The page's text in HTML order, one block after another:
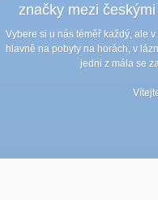
značky mezi
Vybere si u nás téměř každý, ale
hlavně na pobyty na horách, v
jedni z mála se